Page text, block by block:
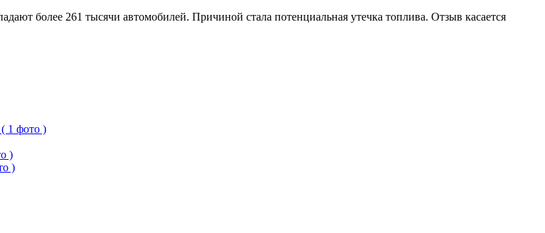
более 261 тысячи автомобилей. Причиной стала потенциальная утечка топлива. Отзыв касается
1 фото )
)
)